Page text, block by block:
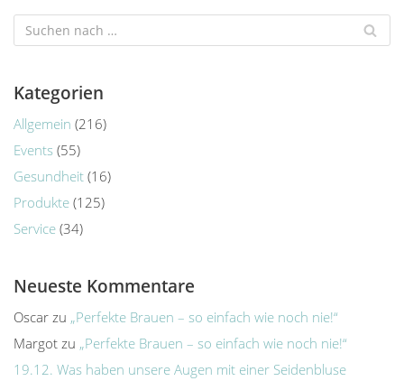
Kategorien
Allgemein (216)
Events (55)
Gesundheit (16)
Produkte (125)
Service (34)
Neueste Kommentare
Oscar zu „Perfekte Brauen – so einfach wie noch nie!“
Margot zu „Perfekte Brauen – so einfach wie noch nie!“
19.12. Was haben unsere Augen mit einer Seidenbluse